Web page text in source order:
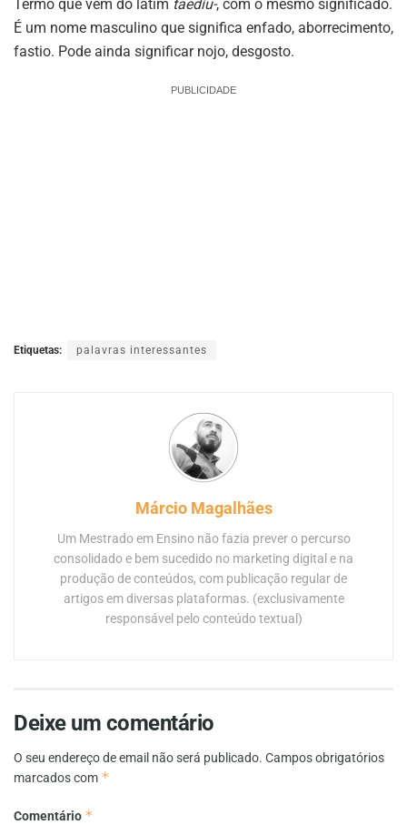
Termo que vem do latim taedĭu-, com o mesmo significado.
É um nome masculino que significa enfado, aborrecimento,
fastio. Pode ainda significar nojo, desgosto.
PUBLICIDADE
Etiquetas: palavras interessantes
Márcio Magalhães
Um Mestrado em Ensino não fazia prever o percurso
consolidado e bem sucedido no marketing digital e na
produção de conteúdos, com publicação regular de
artigos em diversas plataformas. (exclusivamente
responsável pelo conteúdo textual)
Deixe um comentário
O seu endereço de email não será publicado. Campos obrigatórios
marcados com *
Comentário *